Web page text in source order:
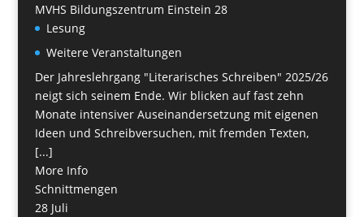
MVHS Bildungszentrum Einstein 28
Lesung
Weitere Veranstaltungen
Der Jahreslehrgang "Literarisches Schreiben" 2025/26
neigt sich seinem Ende. Wir blicken auf fast zehn
Monate intensiver Auseinandersetzung mit eigenen
Ideen und Schreibversuchen, mit fremden Texten,
[...]
More Info
Schnittmengen
28 Juli